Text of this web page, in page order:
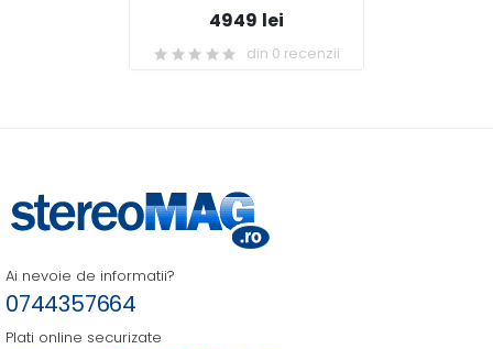
4949 lei
din 0 recenzii
Ai nevoie de informatii?
0744357664
Plati online securizate